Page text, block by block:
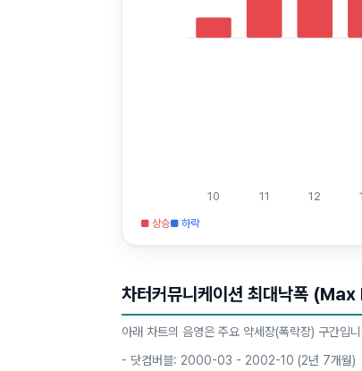
10 11 12
■ 상승■ 하락
차터커뮤니케이션 최대낙폭
아래 차트의 음영은 주요 약세장(폭락장) 구간입
- 닷컴버블: 2000-03 - 2002-10 (2년 7개월)